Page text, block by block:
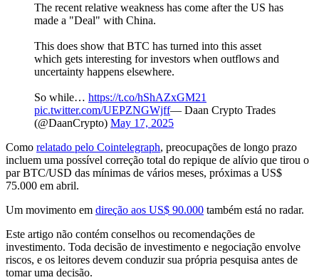
The recent relative weakness has come after the US has
made a "Deal" with China.
This does show that BTC has turned into this asset
which gets interesting for investors when outflows and
uncertainty happens elsewhere.
So while… https://t.co/hShAZxGM21
pic.twitter.com/UEPZNGWjff— Daan Crypto Trades
(@DaanCrypto) May 17, 2025
Como relatado pelo Cointelegraph, preocupações de longo prazo
incluem uma possível correção total do repique de alívio que tirou o
par BTC/USD das mínimas de vários meses, próximas a US$
75.000 em abril.
Um movimento em direção aos US$ 90.000 também está no radar.
Este artigo não contém conselhos ou recomendações de
investimento. Toda decisão de investimento e negociação envolve
riscos, e os leitores devem conduzir sua própria pesquisa antes de
tomar uma decisão.